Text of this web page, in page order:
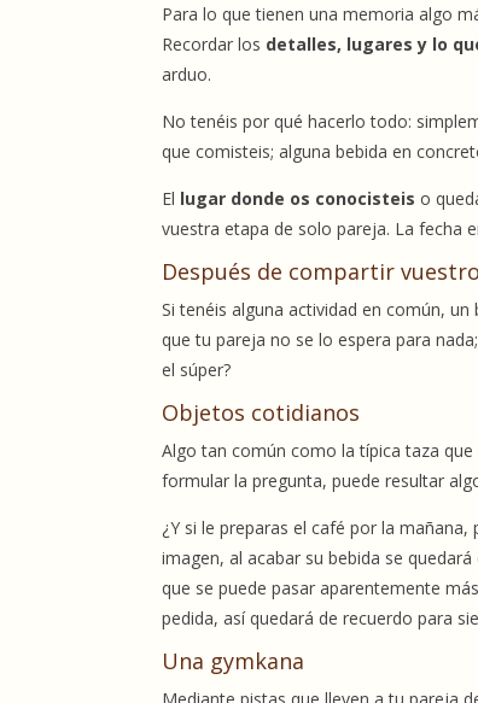
Para lo que tienen una memoria algo
Recordar los detalles, lugares y lo
arduo.
No tenéis por qué hacerlo todo:
que comisteis; alguna bebida en
El lugar donde os conocisteis o
vuestra etapa de solo pareja. La fecha
Después de compartir
Si tenéis alguna actividad en común,
que tu pareja no se lo espera para
el súper?
Objetos cotidianos
Algo tan común como la típica taza
formular la pregunta, puede resultar
¿Y si le preparas el café por la mañana,
imagen, al acabar su bebida se
que se puede pasar aparentemente
pedida, así quedará de recuerdo para
Una gymkana